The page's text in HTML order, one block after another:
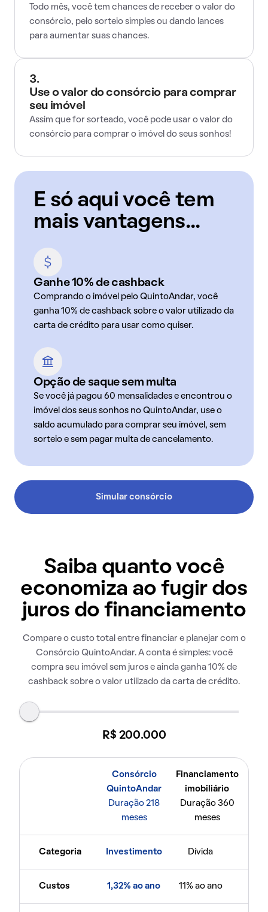
Todo mês, você tem chances de receber o valor do
consórcio, pelo sorteio simples ou dando lances
para aumentar suas chances.
3.
Use o valor do consórcio para comprar
seu imóvel
Assim que for sorteado, você pode usar o valor do
consórcio para comprar o imóvel do seus sonhos!
E só aqui você tem
mais vantagens...
Ganhe 10% de cashback
Comprando o imóvel pelo QuintoAndar, você
ganha 10% de cashback sobre o valor utilizado da
carta de crédito para usar como quiser.
Opção de saque sem multa
Se você já pagou 60 mensalidades e encontrou o
imóvel dos seus sonhos no QuintoAndar, use o
saldo acumulado para comprar seu imóvel, sem
sorteio e sem pagar multa de cancelamento.
Simular consórcio
Saiba quanto você
economiza ao fugir dos
juros do financiamento
Compare o custo total entre financiar e planejar com o
Consórcio QuintoAndar. A conta é simples: você
compra seu imóvel sem juros e ainda ganha 10% de
cashback sobre o valor utilizado da carta de crédito.
R$ 200.000
Consórcio
QuintoAndar
Duração 218
meses
Financiamento
imobiliário
Duração 360
meses
Categoria Investimento Dívida
Custos 1,32% ao ano 11% ao ano